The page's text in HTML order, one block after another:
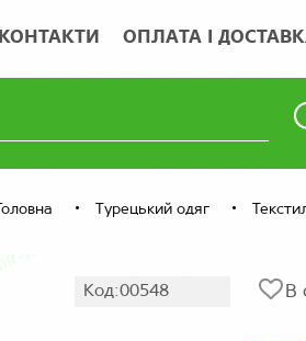
КОНТАКТИ ОПЛАТА І
Головна Турецький одяг
Код:00548 В